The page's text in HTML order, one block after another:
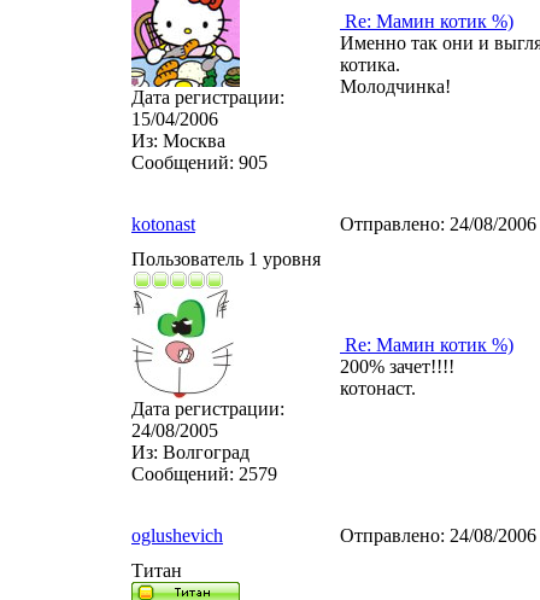
Дата регистрации:
15/04/2006
Из: Москва
Сообщений: 905
Re: Мамин котик %)
Именно так они и
котика.
Молодчинка!
kotonast Отправлено: 24/08/
Пользователь 1 уровня
Дата регистрации:
24/08/2005
Из: Волгоград
Сообщений: 2579
Re: Мамин котик %)
200% зачет!!!!
котонаст.
oglushevich Отправлено: 24/08/
Титан